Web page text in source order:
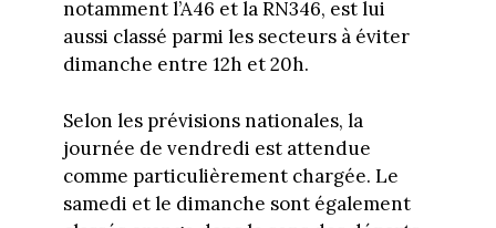
notamment l’A46 et la RN346, est lui
aussi classé parmi les secteurs à éviter
dimanche entre 12h et 20h.
Selon les prévisions nationales, la
journée de vendredi est attendue
comme particulièrement chargée. Le
samedi et le dimanche sont également